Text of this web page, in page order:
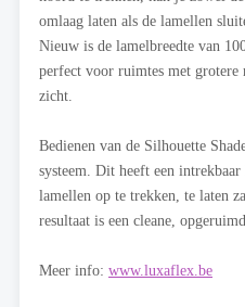
omlaag laten als de lamellen
Nieuw is de lamelbreedte van
perfect voor ruimtes met grotere
zicht.
Bedienen van de Silhouette
systeem. Dit heeft een
lamellen op te trekken, te laten
resultaat is een cleane,
Meer info: www.luxaflex.be